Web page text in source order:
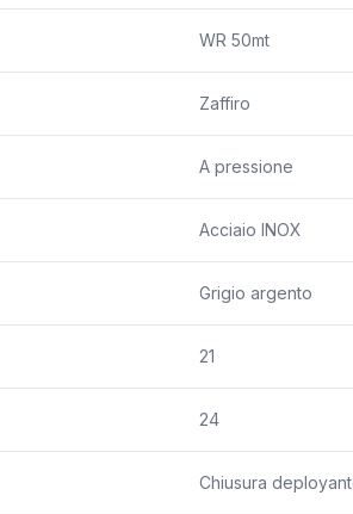
WR 50mt
Zaffiro
A pressione
Acciaio INOX
Grigio argento
21
24
Chiusura